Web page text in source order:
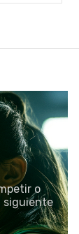
o
siguiente